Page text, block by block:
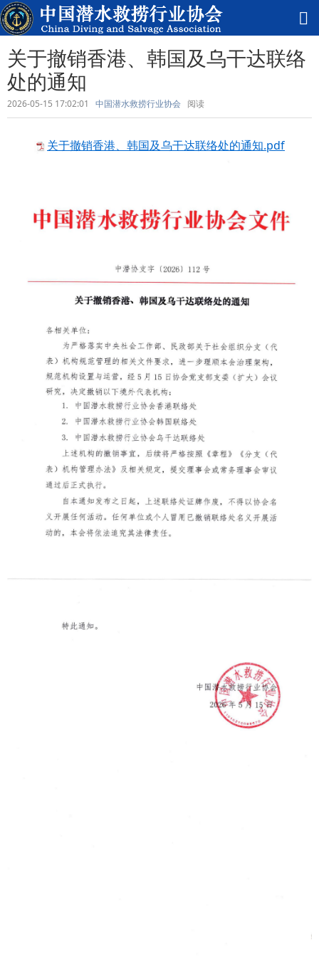
关于撤销香港、韩国及乌干达联络
处的通知
2026-05-15 17:02:01 中国潜水救捞行业协会 阅读
关于撤销香港、韩国及乌干达联络处的通知.pdf